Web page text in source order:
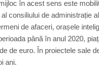
în acest sens este
consiliului de administrație
de afaceri, orașele
până în anul 2020,
de euro. În proiectele sale
ani.